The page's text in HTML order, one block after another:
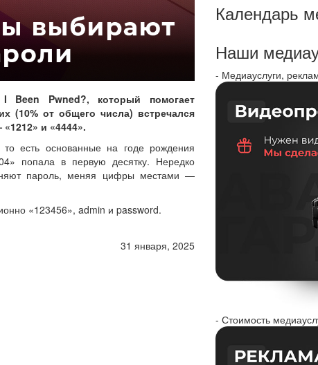
Been Pwned?, который помогает
(10% от общего числа) встречался
и «4444».
есть основанные на годе рождения
попала в первую десятку. Нередко
пароль, меняя цифры местами —
«123456», admin и password.
31 января, 2025
Календарь
Наши
- Медиауслуги,
- Стоимость